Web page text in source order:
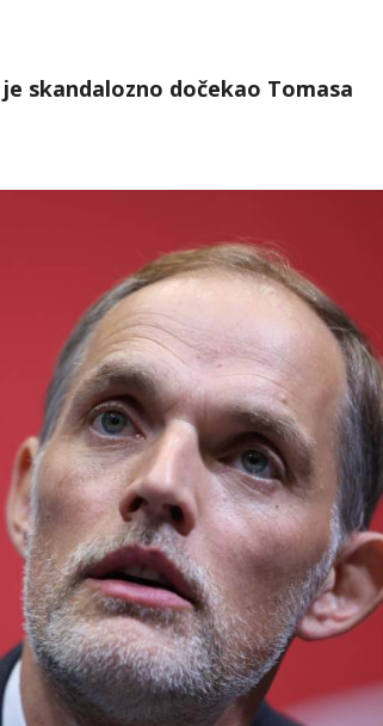
skandalozno dočekao Tomasa